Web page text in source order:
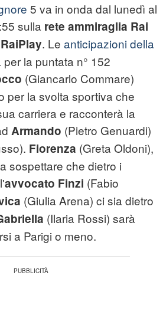
5 va in onda dal lunedì al
sulla rete ammiraglia Rai
RaiPlay. Le anticipazioni della
per la puntata n° 152
(Giancarlo Commare)
per la svolta sportiva che
carriera e racconterà la
Armando (Pietro Genuardi)
Fiorenza (Greta Oldoni),
sospettare che dietro i
avvocato Finzi (Fabio
(Giulia Arena) ci sia dietro
(Ilaria Rossi) sarà
a Parigi o meno.